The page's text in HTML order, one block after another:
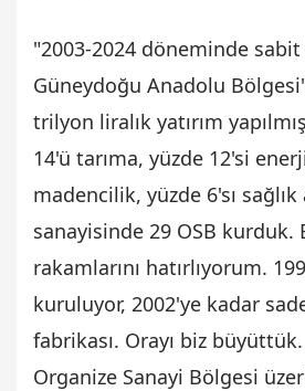
"2003-2024 döneminde
Güneydoğu Anadolu
trilyon liralık yatırım
14'ü tarıma, yüzde 12'si
madencilik, yüzde 6'sı
sanayisinde 29 OSB kurduk.
rakamlarını hatırlıyorum.
kuruluyor, 2002'ye kadar
fabrikası. Orayı biz
Organize Sanayi Bölgesi